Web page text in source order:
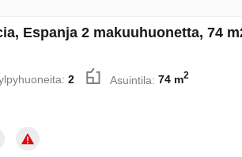
Espanja 2 makuuhuonetta, 74
2 Asuintila: 74 m2